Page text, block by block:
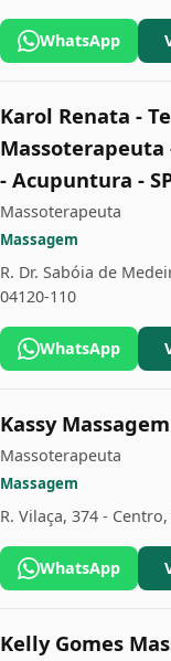
WhatsApp
Karol Renata -
Massoterapeuta
- Acupuntura -
Massoterapeuta
Massagem
R. Dr. Sabóia de
04120-110
WhatsApp
Kassy
Massoterapeuta
Massagem
R. Vilaça, 374 -
WhatsApp
Kelly Gomes